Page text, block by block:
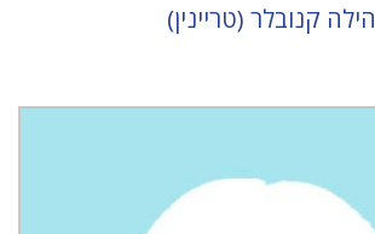
הילה קנובלר (טריינין)